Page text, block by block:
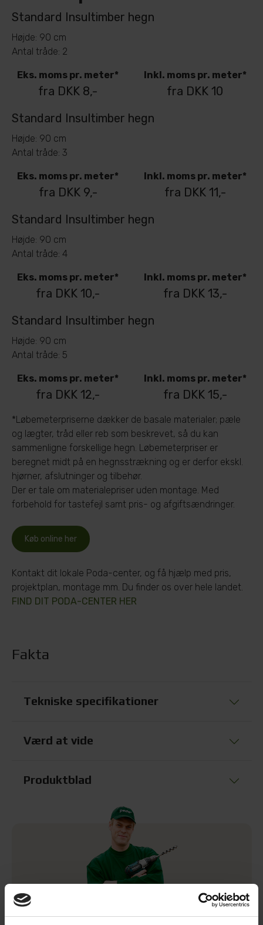
Standard Insultimber hegn
Højde: 90 cm
Antal tråde: 2
Eks. moms pr. meter*
fra DKK 8,-
Inkl. moms pr. meter*
fra DKK 10
Standard Insultimber hegn
Højde: 90 cm
Antal tråde: 3
Eks. moms pr. meter*
fra DKK 9,-
Inkl. moms pr. meter*
fra DKK 11,-
Standard Insultimber hegn
Højde: 90 cm
Antal tråde: 4
Eks. moms pr. meter*
fra DKK 10,-
Inkl. moms pr. meter*
fra DKK 13,-
Standard Insultimber hegn
Højde: 90 cm
Antal tråde: 5
Eks. moms pr. meter*
fra DKK 12,-
Inkl. moms pr. meter*
fra DKK 15,-
*Løbemeterpriserne dækker de basale materialer; pæle
og lægter, tråd eller reb som beskrevet, så du kan
sammenligne forskellige hegn. Løbemeterpriser er
beregnet midt på en hegnsstrækning og er derfor ekskl.
hjørner, afslutninger og tilbehør.
Der er tale om materialepriser uden montage. Med
forbehold for tastefejl samt pris- og afgiftsændringer.
Køb online her
Kontakt dit lokale Poda-center, og få hjælp med pris,
projektplan, montage mm. Du finder os over hele landet.
FIND DIT PODA-CENTER HER
Fakta
Tekniske specifikationer
Værd at vide
Produktblad